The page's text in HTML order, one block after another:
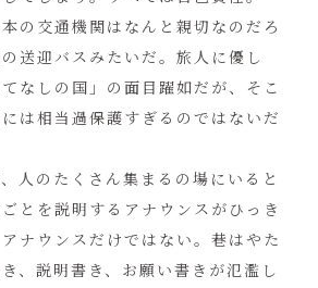
の交通機関はなんと親切なのだろ
送迎バスみたいだ。旅人に優し
なしの国」の面目躍如だが、そこ
は相当過保護すぎるのではないだ
人のたくさん集まるの場にいると
とを説明するアナウンスがひっき
ナウンスだけではない。巷はやた
、説明書き、お願い書きが氾濫し